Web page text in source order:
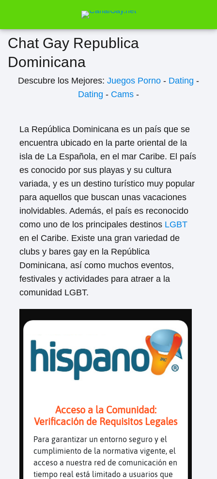
Chat Gay Republica
Dominicana
Descubre los Mejores: Juegos Porno - Dating -
Dating - Cams -
La República Dominicana es un país que se
encuentra ubicado en la parte oriental de la
isla de La Española, en el mar Caribe. El país
es conocido por sus playas y su cultura
variada, y es un destino turístico muy popular
para aquellos que buscan unas vacaciones
inolvidables. Además, el país es reconocido
como uno de los principales destinos LGBT
en el Caribe. Existe una gran variedad de
clubs y bares gay en la República
Dominicana, así como muchos eventos,
festivales y actividades para atraer a la
comunidad LGBT.